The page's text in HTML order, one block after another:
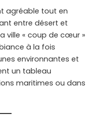
agréable tout en
entre désert et
ville « coup de cœur »
à la fois
environnantes et
un tableau
maritimes ou dans